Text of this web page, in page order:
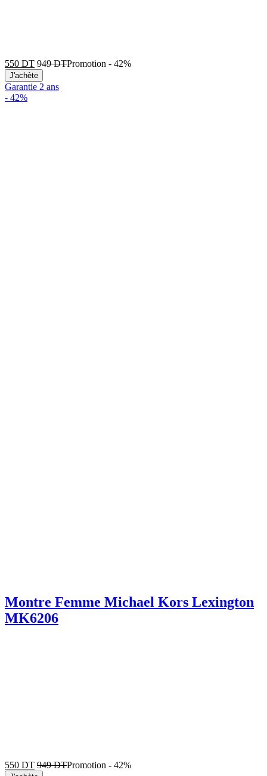
550 DT 949DTPromotion - 42%
J'achète
Garantie 2 ans
- 42%
Montre Femme Michael Kors Lexington
MK6206
550 DT 949DTPromotion - 42%